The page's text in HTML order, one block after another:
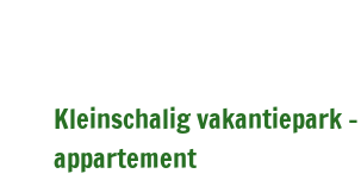
Kleinschalig vakantiepark
appartement